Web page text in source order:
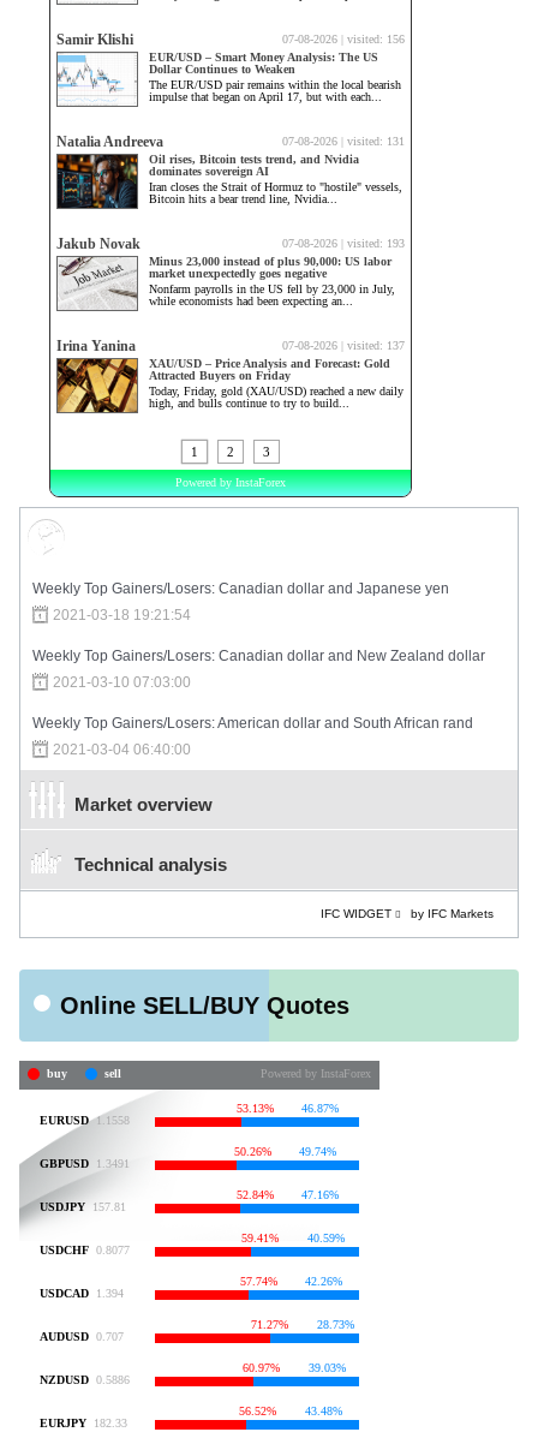
Weekly Top Gainers/Losers: Canadian dollar and Japanese yen
2021-03-18 19:21:54
Weekly Top Gainers/Losers: Canadian dollar and New Zealand dollar
2021-03-10 07:03:00
Weekly Top Gainers/Losers: American dollar and South African rand
2021-03-04 06:40:00
Market overview
Technical analysis
IFC WIDGET by IFC Markets
Online SELL/BUY Quotes